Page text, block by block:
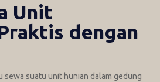
Unit
dengan
sewa suatu unit hunian dalam gedung